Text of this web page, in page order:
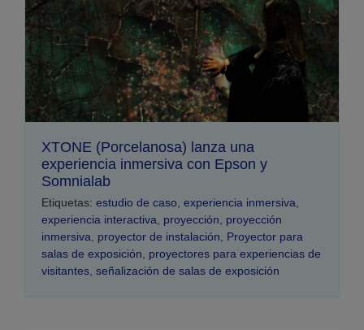
XTONE (Porcelanosa) lanza una
experiencia inmersiva con Epson y
Somnialab
Etiquetas: estudio de caso experiencia inmersiva
experiencia interactiva
proyección
proyección
inmersiva
proyector de instalación
Proyector para
salas de exposición
proyectores para experiencias de
visitantes señalización de salas de exposición